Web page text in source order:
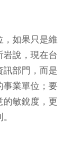
，如果只是維
說，現在台
部門，而是
事業單位；要
敏銳度，更